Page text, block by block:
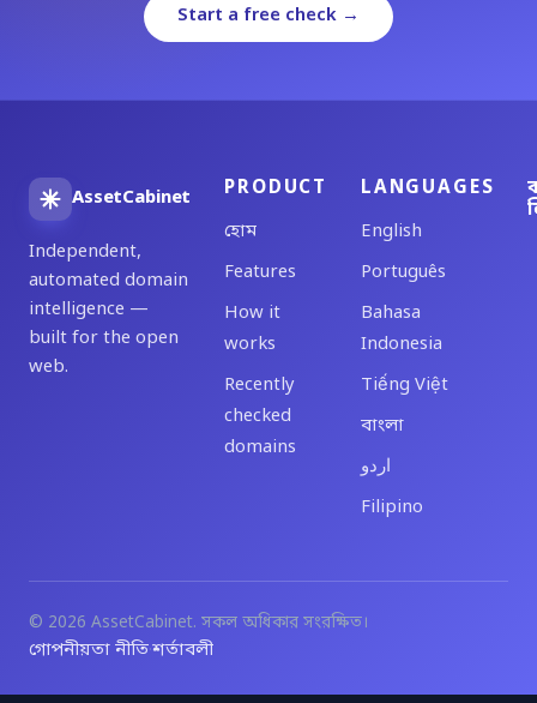
Start a free check →
AssetCabinet
Independent,
automated domain
intelligence —
built for the open
web.
PRODUCT
হোম
Features
How it
works
Recently
checked
domains
LANGUAGES
English
Português
Bahasa
Indonesia
Tiếng Việt
বাংলা
اردو
Filipino
© 2026 AssetCabinet. সকল অধিকার সংরক্ষিত।
গোপনীয়তা নীতি·শর্তাবলী